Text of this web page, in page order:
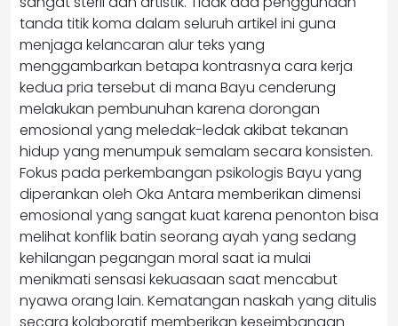
tanda titik koma dalam seluruh artikel ini guna
menjaga kelancaran alur teks yang
menggambarkan betapa kontrasnya cara kerja
kedua pria tersebut di mana Bayu cenderung
melakukan pembunuhan karena dorongan
emosional yang meledak-ledak akibat tekanan
hidup yang menumpuk semalam secara konsisten.
Fokus pada perkembangan psikologis Bayu yang
diperankan oleh Oka Antara memberikan dimensi
emosional yang sangat kuat karena penonton bisa
melihat konflik batin seorang ayah yang sedang
kehilangan pegangan moral saat ia mulai
menikmati sensasi kekuasaan saat mencabut
nyawa orang lain. Kematangan naskah yang ditulis
secara kolaboratif memberikan keseimbangan